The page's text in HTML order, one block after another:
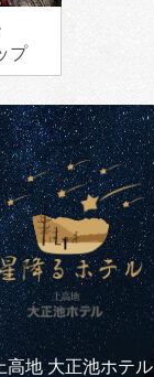
プ
高地 大正池ホテル